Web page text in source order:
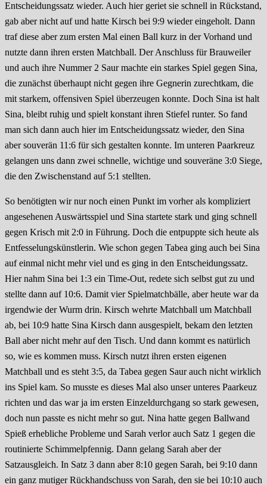
Entscheidungssatz wieder. Auch hier geriet sie schnell in Rückstand,
gab aber nicht auf und hatte Kirsch bei 9:9 wieder eingeholt. Dann
traf diese aber zum ersten Mal einen Ball kurz in der Vorhand und
nutzte dann ihren ersten Matchball. Der Anschluss für Brauweiler
und auch ihre Nummer 2 Saur machte ein starkes Spiel gegen Sina,
die zunächst überhaupt nicht gegen ihre Gegnerin zurechtkam, die
mit starkem, offensiven Spiel überzeugen konnte. Doch Sina ist halt
Sina, bleibt ruhig und spielt konstant ihren Stiefel runter. So fand
man sich dann auch hier im Entscheidungssatz wieder, den Sina
aber souverän 11:6 für sich gestalten konnte. Im unteren Paarkreuz
gelangen uns dann zwei schnelle, wichtige und souveräne 3:0 Siege,
die den Zwischenstand auf 5:1 stellten.
So benötigten wir nur noch einen Punkt im vorher als kompliziert
angesehenen Auswärtsspiel und Sina startete stark und ging schnell
gegen Krisch mit 2:0 in Führung. Doch die entpuppte sich heute als
Entfesselungskünstlerin. Wie schon gegen Tabea ging auch bei Sina
auf einmal nicht mehr viel und es ging in den Entscheidungssatz.
Hier nahm Sina bei 1:3 ein Time-Out, redete sich selbst gut zu und
stellte dann auf 10:6. Damit vier Spielmatchbälle, aber heute war da
irgendwie der Wurm drin. Kirsch wehrte Matchball um Matchball
ab, bei 10:9 hatte Sina Kirsch dann ausgespielt, bekam den letzten
Ball aber nicht mehr auf den Tisch. Und dann kommt es natürlich
so, wie es kommen muss. Kirsch nutzt ihren ersten eigenen
Matchball und es steht 3:5, da Tabea gegen Saur auch nicht wirklich
ins Spiel kam. So musste es dieses Mal also unser unteres Paarkeuz
richten und das war ja im ersten Einzeldurchgang so stark gewesen,
doch nun passte es nicht mehr so gut. Nina hatte gegen Ballwand
Spieß erhebliche Probleme und Sarah verlor auch Satz 1 gegen die
routinierte Schimmelpfennig. Dann gelang Sarah aber der
Satzausgleich. In Satz 3 dann aber 8:10 gegen Sarah, bei 9:10 dann
ein ganz mutiger Rückhandschuss von Sarah, den sie bei 10:10 auch